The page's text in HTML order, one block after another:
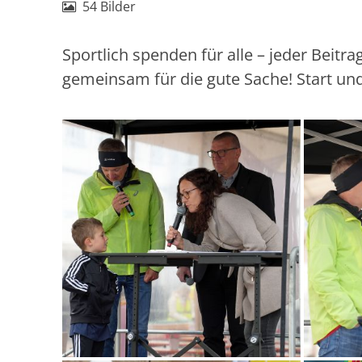
54 Bilder
Sportlich spenden für alle – jeder
gemeinsam für die gute Sache! Start